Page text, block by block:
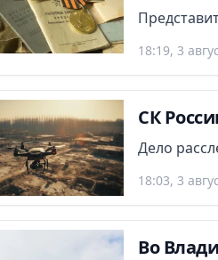
18:19, 3
СК
Дело
18:03, 3
Во